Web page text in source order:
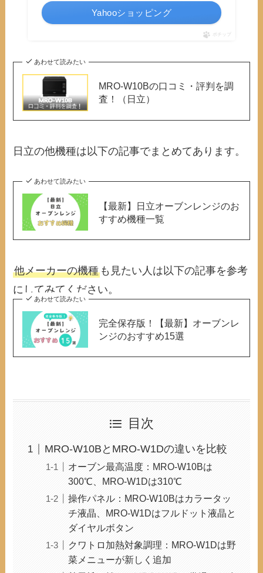
Yahooショッピング
ポチップ
あわせて読みたい
MRO-W10Bの口コミ・評判を調
査！（日立）
日立の他機種は以下の記事でまとめてあります。
あわせて読みたい
【最新】日立オーブンレンジのお
すすめ機種一覧
他メーカーの機種 も見たい人は以下の記事を参考
にしてみてください。
あわせて読みたい
完全保存版！【最新】オーブンレ
ンジのおすすめ15選
目次
MRO-W10BとMRO-W1Dの違いを比較
オーブン最高温度：MRO-W10Bは
300℃、MRO-W1Dは310℃
操作パネル：MRO-W10Bはカラータッ
チ液晶、MRO-W1Dはフルドット液晶と
ダイヤルボタン
クワトロ加熱対象調理：MRO-W1Dは野
菜メニューが新しく追加